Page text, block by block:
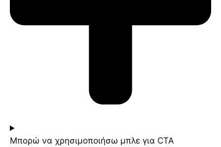
Μπορώ να χρησιμοποιήσω μπλε για CTA